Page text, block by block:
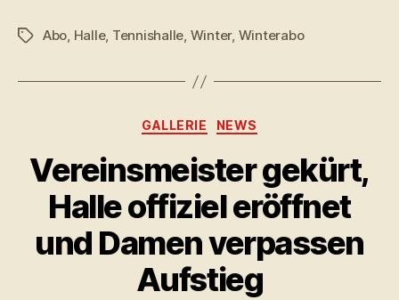
Schlagwörter
Abo, Halle, Tennishalle, Winter, Winterabo
Kategorien
GALLERIE NEWS
Vereinsmeister gekürt,
Halle offiziel eröffnet
und Damen verpassen
Aufstieg